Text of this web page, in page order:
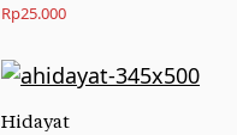
Rp25.000
Hidayat